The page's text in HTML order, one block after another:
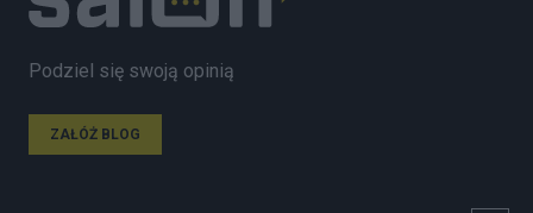
Podziel się swoją opinią
ZAŁÓŻ BLOG